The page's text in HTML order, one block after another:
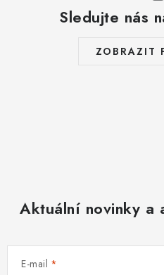
Sledujte nás
ZOBRAZIT
Aktuální novinky a
E-mail